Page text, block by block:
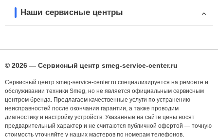
Наши сервисные центры
© 2026 — Сервисный центр smeg-service-center.ru
Сервисный центр smeg-service-center.ru специализируется на ремонте и
обслуживании техники Smeg, но не является официальным сервисным
центром бренда. Предлагаем качественные услуги по устранению
неисправностей после окончания гарантии, а также проводим
диагностику и настройку устройств. Указанные на сайте цены носят
предварительный характер и не считаются публичной офертой — точную
стоимость уточняйте у наших мастеров по номерам телефонов,